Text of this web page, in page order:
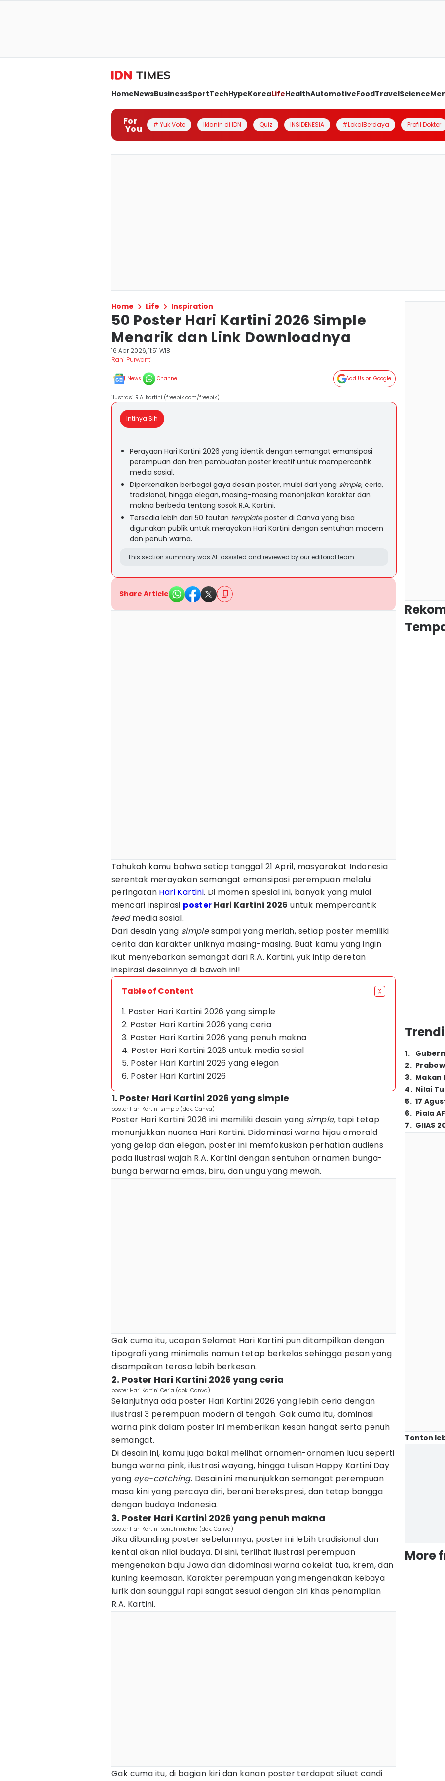
HomeNewsBusinessSportTechHypeKoreaLifeHealthAutomotiveFoodTravelScience
For
You # Yuk Vote Iklanin di IDN Quiz INSIDENESIA #LokalBerdaya Profil Dokter
Home Life Inspiration
50 Poster Hari Kartini 2026 Simple
Menarik dan Link Downloadnya
16 Apr 2026, 11:51 WIB
Rani Purwanti
News Channel Add Us on Google
ilustrasi R.A. Kartini (freepik.com/freepik)
Intinya Sih
Perayaan Hari Kartini 2026 yang identik dengan semangat emansipasi
perempuan dan tren pembuatan poster kreatif untuk mempercantik
media sosial.
Diperkenalkan berbagai gaya desain poster, mulai dari yang simple, ceria,
tradisional, hingga elegan, masing-masing menonjolkan karakter dan
makna berbeda tentang sosok R.A. Kartini.
Tersedia lebih dari 50 tautan templateposter di Canva yang bisa
digunakan publik untuk merayakan Hari Kartini dengan sentuhan modern
dan penuh warna.
This section summary was AI-assisted and reviewed by our editorial team.
Share Article
Tahukah kamu bahwa setiap tanggal 21 April, masyarakat Indonesia
serentak merayakan semangat emansipasi perempuan melalui
peringatan Hari Kartini. Di momen spesial ini, banyak yang mulai
mencari inspirasi poster Hari Kartini 2026 untuk mempercantik
feedmedia sosial.
Dari desain yang simplesampai yang meriah, setiap poster memiliki
cerita dan karakter uniknya masing-masing. Buat kamu yang ingin
ikut menyebarkan semangat dari R.A. Kartini, yuk intip deretan
inspirasi desainnya di bawah ini!
Table of Content
1. Poster Hari Kartini 2026 yang simple
2. Poster Hari Kartini 2026 yang ceria
3. Poster Hari Kartini 2026 yang penuh makna
4. Poster Hari Kartini 2026 untuk media sosial
5. Poster Hari Kartini 2026 yang elegan
6. Poster Hari Kartini 2026
1. Poster Hari Kartini 2026 yang simple
poster Hari Kartini simple (dok. Canva)
Poster Hari Kartini 2026 ini memiliki desain yang simple, tapi tetap
menunjukkan nuansa Hari Kartini. Didominasi warna hijau emerald
yang gelap dan elegan, poster ini memfokuskan perhatian audiens
pada ilustrasi wajah R.A. Kartini dengan sentuhan ornamen bunga-
bunga berwarna emas, biru, dan ungu yang mewah.
Gak cuma itu, ucapan Selamat Hari Kartini pun ditampilkan dengan
tipografi yang minimalis namun tetap berkelas sehingga pesan yang
disampaikan terasa lebih berkesan.
2. Poster Hari Kartini 2026 yang ceria
poster Hari Kartini Ceria (dok. Canva)
Selanjutnya ada poster Hari Kartini 2026 yang lebih ceria dengan
ilustrasi 3 perempuan modern di tengah. Gak cuma itu, dominasi
warna pink dalam poster ini memberikan kesan hangat serta penuh
semangat.
Di desain ini, kamu juga bakal melihat ornamen-ornamen lucu seperti
bunga warna pink, ilustrasi wayang, hingga tulisan Happy Kartini Day
yang eye-catching. Desain ini menunjukkan semangat perempuan
masa kini yang percaya diri, berani berekspresi, dan tetap bangga
dengan budaya Indonesia.
3. Poster Hari Kartini 2026 yang penuh makna
poster Hari Kartini penuh makna (dok. Canva)
Jika dibanding poster sebelumnya, poster ini lebih tradisional dan
kental akan nilai budaya. Di sini, terlihat ilustrasi perempuan
mengenakan baju Jawa dan didominasi warna cokelat tua, krem, dan
kuning keemasan. Karakter perempuan yang mengenakan kebaya
lurik dan saunggul rapi sangat sesuai dengan ciri khas penampilan
R.A. Kartini.
Gak cuma itu, di bagian kiri dan kanan poster terdapat siluet candi
1.
2.
3. Makan
4. Nilai
5. 17
6. Piala
7. GIIAS
Tonton
More